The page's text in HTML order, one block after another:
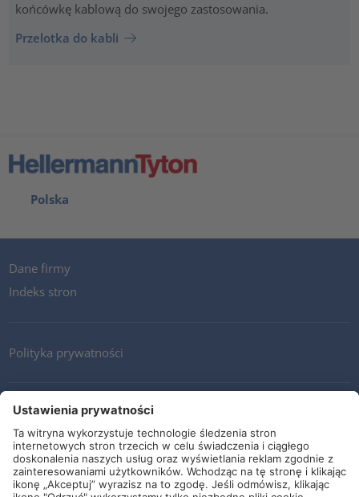
końcówkę kablową do swojego zastosowania.
Przelotka do kabli
Polska
Dane firmy
Indeks stron
Polityka prywatności
Kontakt
Newsletter